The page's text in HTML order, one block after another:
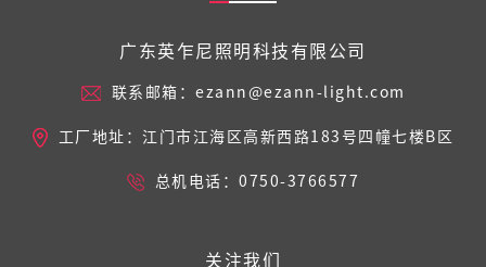
广东英乍尼照明科技有限公司
联系邮箱：ezann@ezann-light.com
工厂地址：江门市江海区高新西路183号四幢七楼B区
总机电话：0750-3766577
关注我们